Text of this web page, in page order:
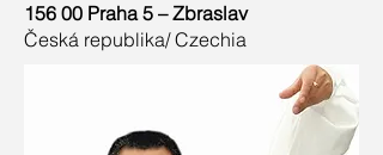
156 00 Praha 5 – Zbraslav
Česká republika/ Czechia